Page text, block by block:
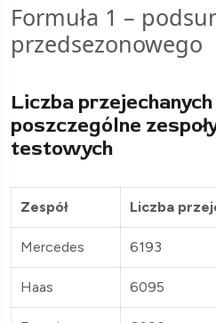
Formuła 1 –
przedsezonowego
Liczba
poszczególne
testowych
Zespół Liczba
Mercedes 6193
Haas 6095